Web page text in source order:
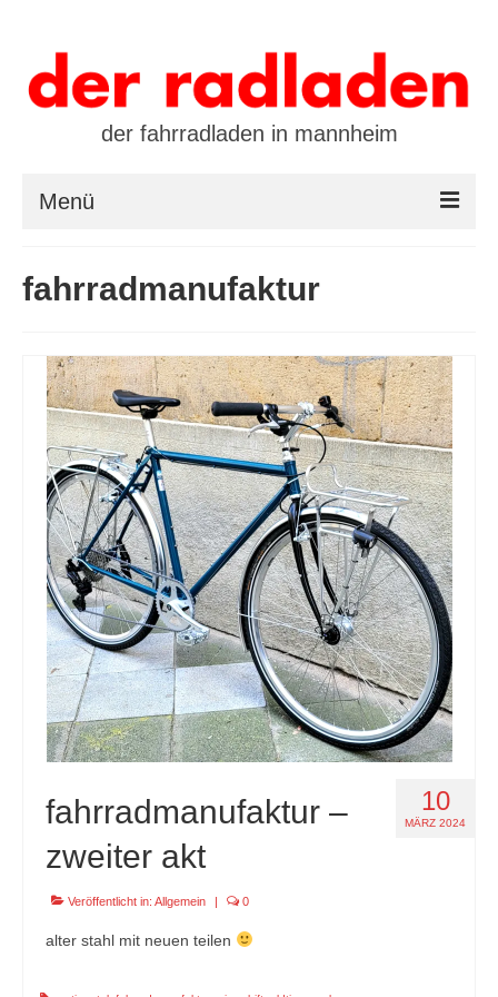
der fahrradladen in mannheim
Menü
öffnungszeiten / kontakt
leasing / finanzierung
preistool
kalender
specials
tout terrain pamir / appia / belair / divide
urban arrow familynext pro / 2026 / 100nm
impressum
fahrradmanufaktur
10
MÄRZ 2024
fahrradmanufaktur –
zweiter akt
Veröffentlicht in: Allgemein | 0
alter stahl mit neuen teilen